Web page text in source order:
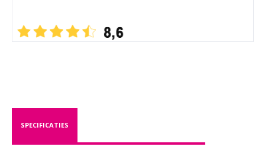
SPECIFICATIES